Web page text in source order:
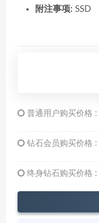
附注事项: SSD
普通用户购买价格 :
钻石会员购买价格 :
终身钻石购买价格 :